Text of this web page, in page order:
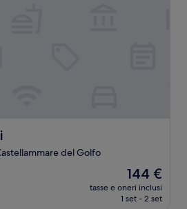
del Golfo
Il
prezzo
attuale
144 €
tasse e oneri inclusi
1 set - 2 set